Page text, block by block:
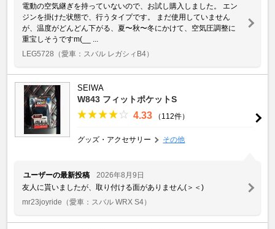
電動の空気継ぎを持っていないので、お試し購入しました。 エン
ジンを掛けた状態で、行うタイプです。 まだ使用していません
が、温度がどんどん下がる、夏〜秋〜冬にかけて、空気圧調整に
重宝しそうですm(__ ...
LEG5728 （愛車：スバル レガシィB4）
SEIWA
W843 フィットポケットS
4.33 （112件）
グッズ・アクセサリー その他
ユーザーの最新投稿
2026年8月9日
友人に貰いましたが、取り付ける面がありません(＞＜)
mr23joyride （愛車：スバル WRX S4）